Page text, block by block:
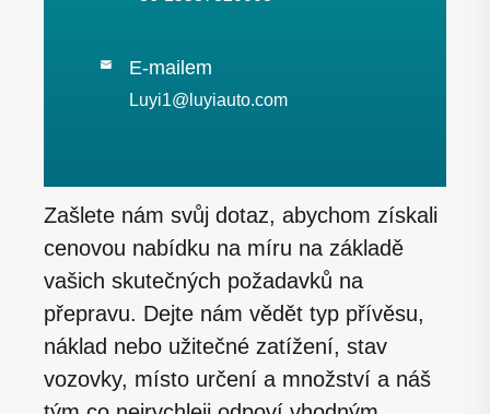
 E-mailem
Luyi1@luyiauto.com
Zašlete nám svůj dotaz, abychom získali
cenovou nabídku na míru na základě
vašich skutečných požadavků na
přepravu. Dejte nám vědět typ přívěsu,
náklad nebo užitečné zatížení, stav
vozovky, místo určení a množství a náš